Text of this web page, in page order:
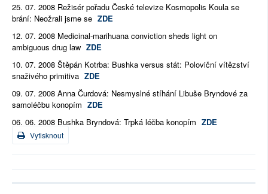
25. 07. 2008 Režisér pořadu České televize Kosmopolis Koula se
brání: Neožrali jsme se ZDE
12. 07. 2008 Medicinal-marihuana conviction sheds light on
ambiguous drug law ZDE
10. 07. 2008 Štěpán Kotrba: Bushka versus stát: Poloviční vítězství
snaživého primitiva ZDE
09. 07. 2008 Anna Čurdová: Nesmyslné stíhání Libuše Bryndové za
samoléčbu konopím ZDE
06. 06. 2008 Bushka Bryndová: Trpká léčba konopím ZDE
Vytisknout